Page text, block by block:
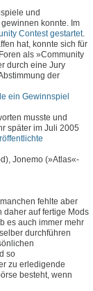
und
konnte. Im
Contest gestartet.
hat, konnte sich für
als »Community
durch eine Jury
der
ein Gewinnspiel
musste und
später im Juli 2005
Jonemo (»Atlas«-
fehlte aber
daher auf fertige Mods
es auch immer mehr
durchführen
so
zu erledigende
besteht, wenn